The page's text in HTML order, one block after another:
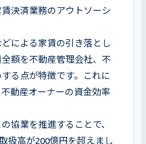
決済業務のアウトソーシ
による家賃の引き落とし
額を不動産管理会社、不
る点が特徴です。これに
動産オーナーの資金効率
協業を推進することで、
扱高が200億円を超えまし